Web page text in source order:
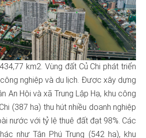
km2. Vùng đất Củ Chi phát triển
nghiệp và du lịch. Được xây dựng
An Hội và xã Trung Lập Hạ, khu công
(387 ha) thu hút nhiều doanh nghiệp
nước với tỷ lệ thuê đất đạt 98%. Các
như Tân Phú Trung (542 ha), khu